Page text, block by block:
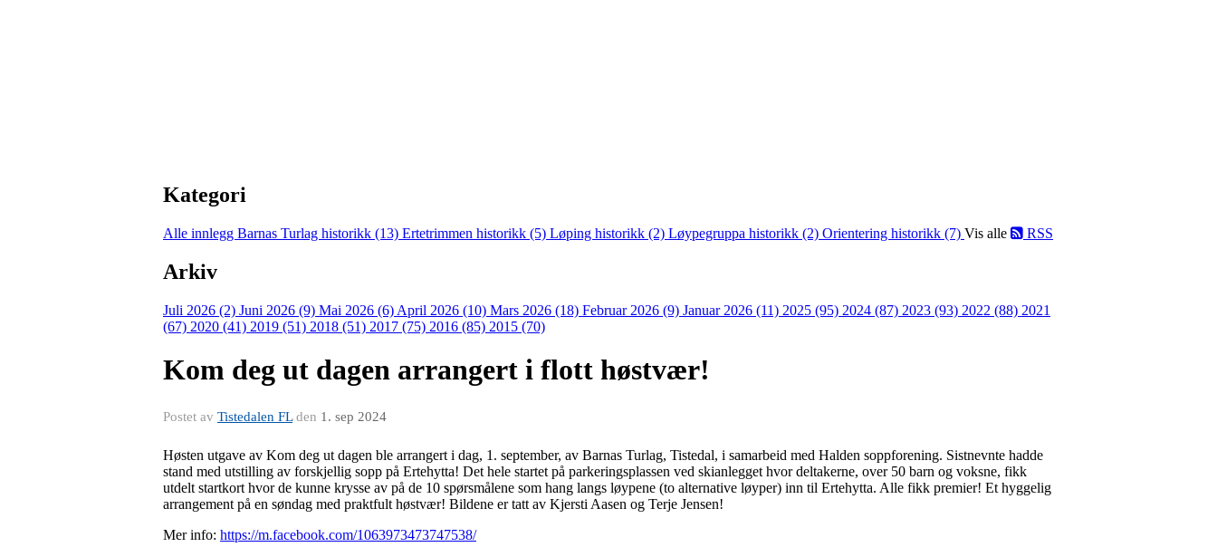
Kategori
Alle innlegg Barnas Turlag historikk (13) Ertetrimmen historikk (5) Løping historikk (2) Løypegruppa historikk (2) Orientering historikk (7) Vis alle RSS
Arkiv
Juli 2026 (2) Juni 2026 (9) Mai 2026 (6) April 2026 (10) Mars 2026 (18) Februar 2026 (9) Januar 2026 (11) 2025 (95) 2024 (87) 2023 (93) 2022 (88) 2021
(67) 2020 (41) 2019 (51) 2018 (51) 2017 (75) 2016 (85) 2015 (70)
Kom deg ut dagen arrangert i flott høstvær!
Postet av Tistedalen FLden 1. sep 2024
Høsten utgave av Kom deg ut dagen ble arrangert i dag, 1. september, av Barnas Turlag, Tistedal, i samarbeid med Halden soppforening. Sistnevnte hadde
stand med utstilling av forskjellig sopp på Ertehytta! Det hele startet på parkeringsplassen ved skianlegget hvor deltakerne, over 50 barn og voksne, fikk
utdelt startkort hvor de kunne krysse av på de 10 spørsmålene som hang langs løypene (to alternative løyper) inn til Ertehytta. Alle fikk premier! Et hyggelig
arrangement på en søndag med praktfult høstvær! Bildene er tatt av Kjersti Aasen og Terje Jensen!
Mer info: https://m.facebook.com/1063973473747538/